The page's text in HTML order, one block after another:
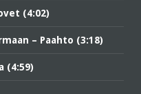
(4:02)
– Paahto (3:18)
(4:59)